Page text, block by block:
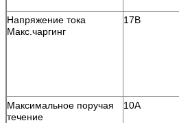
Напряжение тока
Макс.чаргинг
17В
Максимальное поручая
течение
10А